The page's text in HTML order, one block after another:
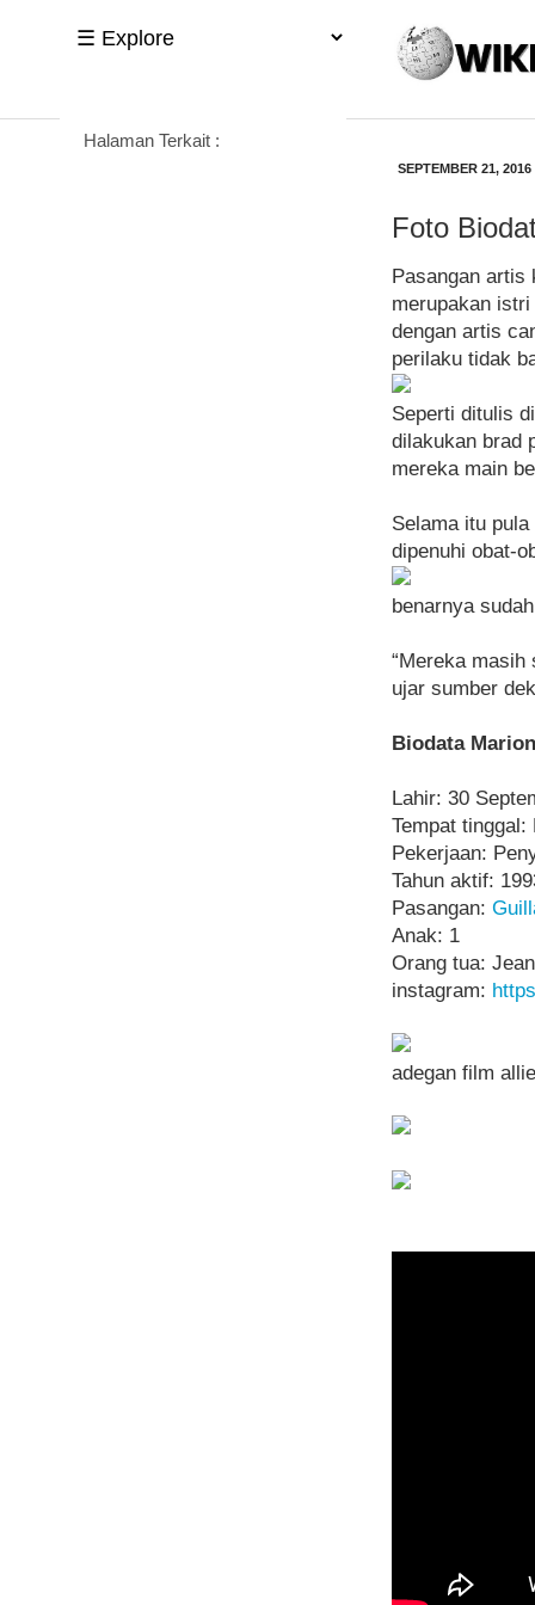
Halaman Terkait :
SEPTEMBER 21, 2016
Foto
Pasangan artis
merupakan
dengan artis
perilaku tidak
Seperti ditulis
dilakukan brad
mereka main
Selama itu
dipenuhi obat-
benarnya
“Mereka masih
ujar sumber
Biodata
Lahir: 30
Tempat
Pekerjaan:
Tahun aktif:
Pasangan:
Anak: 1
Orang tua:
instagram:
adegan film